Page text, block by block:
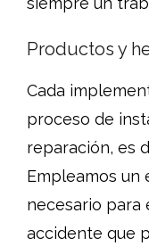
Productos y
Cada
proceso de
reparación, es
Empleamos un
necesario para
accidente que